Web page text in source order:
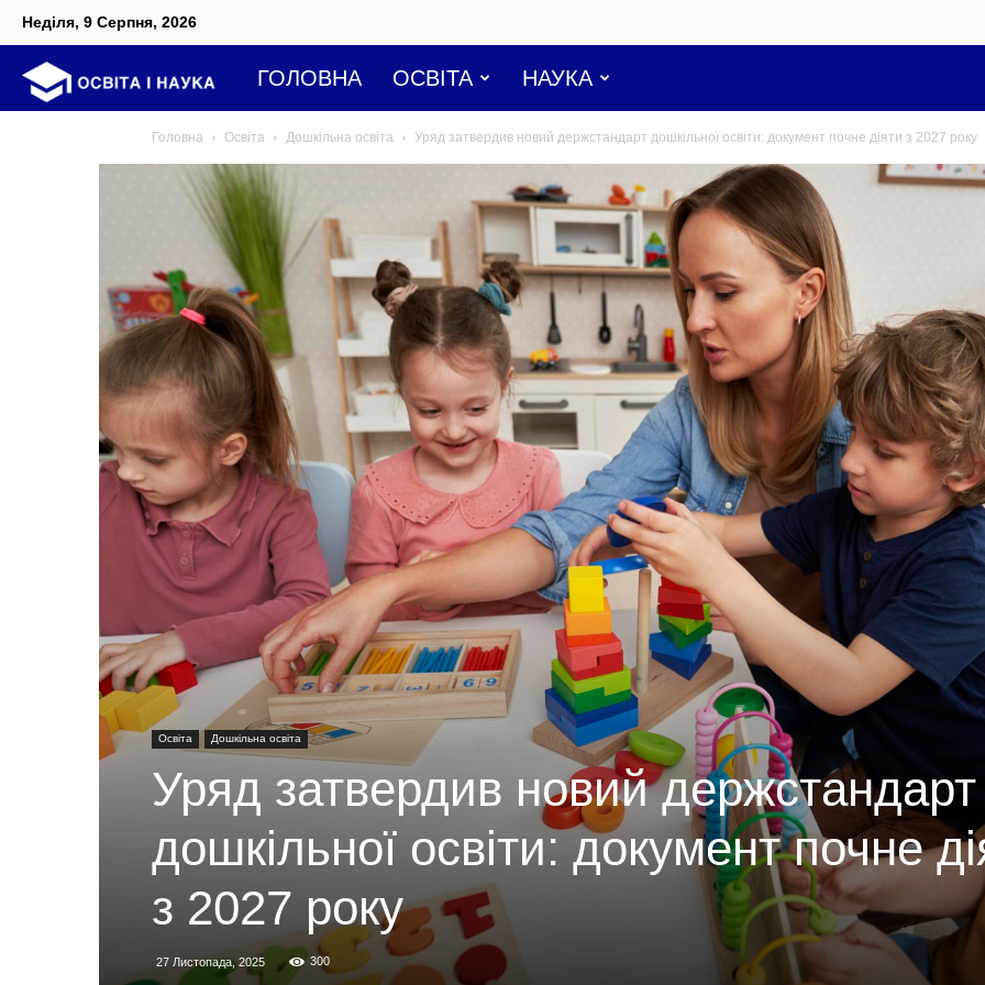
Неділя, 9 Серпня, 2026
Освіта
і
наука
ГОЛОВНА ОСВІТА НАУКА
Головна Освіта Дошкільна освіта Уряд затвердив новий держстандарт дошкільної освіти: документ почне діяти з 2027 року
Освіта Дошкільна освіта
Уряд затвердив новий держстандарт
дошкільної освіти: документ почне
з 2027 року
27 Листопада, 2025 300